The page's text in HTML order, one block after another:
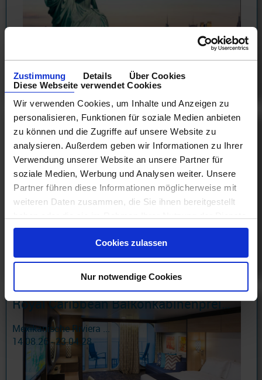
Zustimmung Details
Über Cookies
Diese Webseite verwendet Cookies
Wir verwenden Cookies, um Inhalte und Anzeigen zu
personalisieren, Funktionen für soziale Medien anbieten
zu können und die Zugriffe auf unsere Website zu
analysieren. Außerdem geben wir Informationen zu Ihrer
Verwendung unserer Website an unsere Partner für
soziale Medien, Werbung und Analysen weiter. Unsere
Partner führen diese Informationen möglicherweise mit
weiteren Daten zusammen, die Sie ihnen bereitgestellt
gesammelt haben.
Cookies zulassen
Nur notwendige Cookies
ab655 €
am 13.09.26
Royal Caribbean Europaabfahrten
Östliches Mittelmeer ...
16.08.26 - 05.11.27
657 €
Royal Caribbean Balkonkabinenpreise
Mexikanische Riviera ...
14.08.26 - 23.04.28